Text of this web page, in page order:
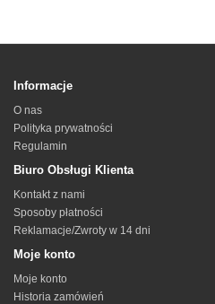
Informacje
O nas
Polityka prywatności
Regulamin
Biuro Obsługi Klienta
Kontakt z nami
Sposoby płatności
Reklamacje/Zwroty w 14 dni
Moje konto
Moje konto
Historia zamówień